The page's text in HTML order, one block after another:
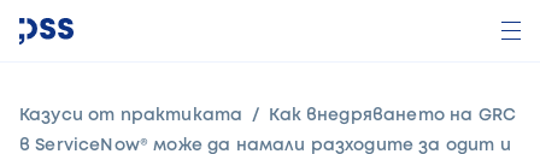
Казуси от практиката Как внедряването на GRC
в ServiceNow® може да намали разходите за одит и